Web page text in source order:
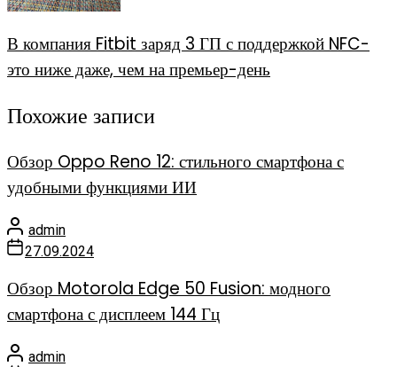
В компания Fitbit заряд 3 ГП с поддержкой NFC-
это ниже даже, чем на премьер-день
Похожие записи
Обзор Oppo Reno 12: стильного смартфона с
удобными функциями ИИ
admin
27.09.2024
Обзор Motorola Edge 50 Fusion: модного
смартфона с дисплеем 144 Гц
admin